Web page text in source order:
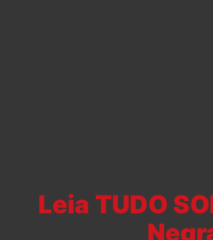
Leia TUDO